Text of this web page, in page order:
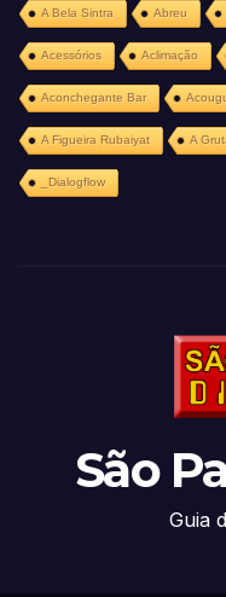
A Bela Sintra Abreu
Acessórios Aclimação
Aconchegante Bar
A Figueira Rubaiyat A
_Dialogflow
São
Guia